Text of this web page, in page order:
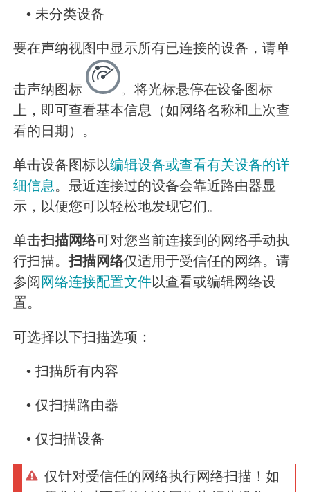
• 未分类设备
要在声纳视图中显示所有已连接的设备，请单
击声纳图标
。将光标悬停在设备图标
上，即可查看基本信息（如网络名称和上次查
看的日期）。
单击设备图标以编辑设备或查看有关设备的详
细信息。最近连接过的设备会靠近路由器显
示，以便您可以轻松地发现它们。
单击扫描网络可对您当前连接到的网络手动执
行扫描。扫描网络仅适用于受信任的网络。请
参阅 网络连接配置文件以查看或编辑网络设
置。
可选择以下扫描选项：
• 扫描所有内容
• 仅扫描路由器
• 仅扫描设备
仅针对受信任的网络执行网络扫描！如